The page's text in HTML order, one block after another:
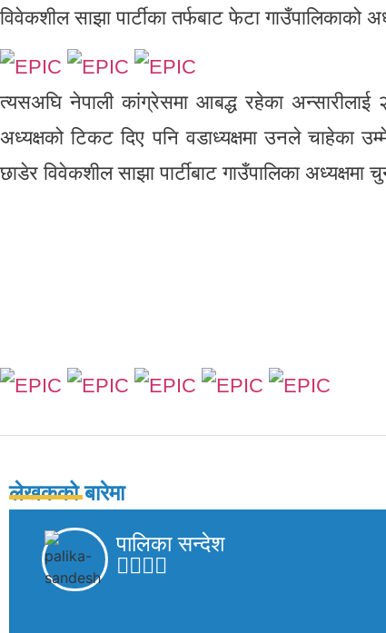
विवेकशील साझा पार्टीका तर्फबाट फेटा गाउँपालिकाको
त्यसअघि नेपाली कांग्रेसमा आबद्ध रहेका अन्सारीलाई
अध्यक्षको टिकट दिए पनि वडाध्यक्षमा उनले चाहेका
छाडेर विवेकशील साझा पार्टीबाट गाउँपालिका अध्यक्षमा
लेखकको बारेमा
पालिका सन्देश